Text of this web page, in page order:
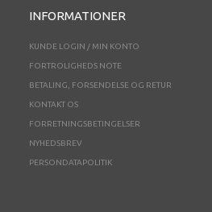
INFORMATIONER
KUNDE LOGIN / MIN KONTO
FORTROLIGHEDS NOTE
BETALING, FORSENDELSE OG RETUR
KONTAKT OS
FORRETNINGSBETINGELSER
NYHEDSBREV
PERSONDATAPOLITIK